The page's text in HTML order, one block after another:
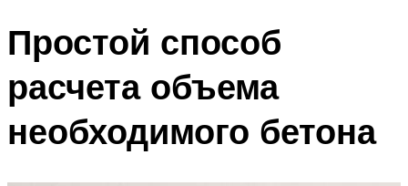
Простой способ
расчета объема
необходимого бетона